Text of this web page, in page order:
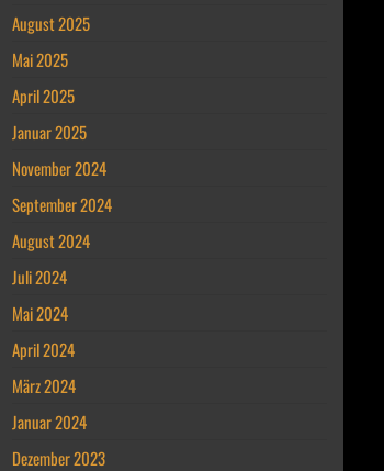
August 2025
Mai 2025
April 2025
Januar 2025
November 2024
September 2024
August 2024
Juli 2024
Mai 2024
April 2024
März 2024
Januar 2024
Dezember 2023